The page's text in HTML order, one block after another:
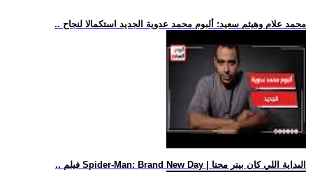
.. محمد علام وهيثم سعيد: ألبوم محمد عدوية الجديد استكمالا لنجاح
.. فيلم Spider-Man: Brand New Day | البداية اللي كان بيتر محتا